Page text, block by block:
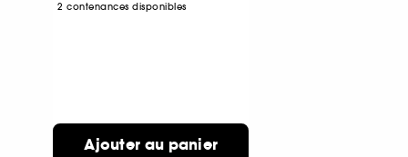
2 contenances disponibles
Ajouter au panier